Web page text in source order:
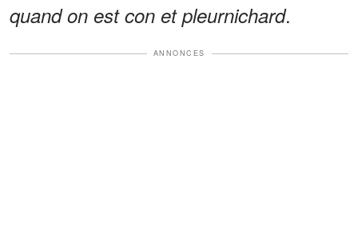
quand on est con et pleur­ni­chard.
ANNONCES